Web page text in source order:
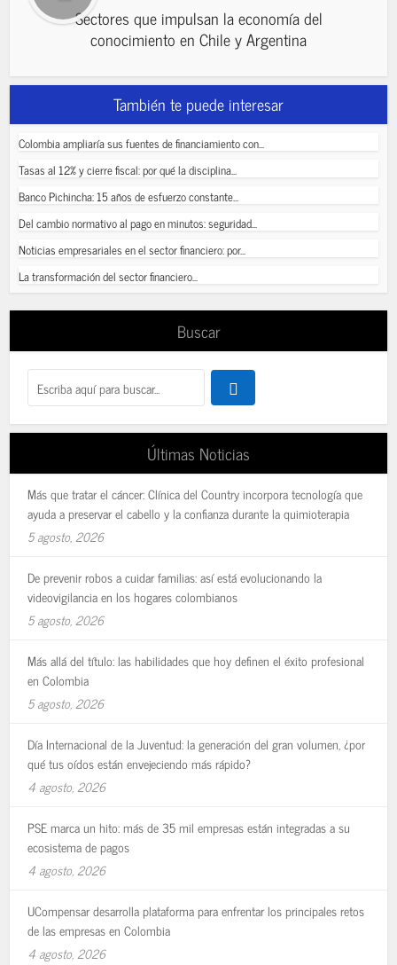
Sectores que impulsan la economía del
conocimiento en Chile y Argentina
También te puede interesar
Colombia ampliaría sus fuentes de financiamiento con...
Tasas al 12% y cierre fiscal: por qué la disciplina...
Banco Pichincha: 15 años de esfuerzo constante...
Del cambio normativo al pago en minutos: seguridad...
Noticias empresariales en el sector financiero: por...
La transformación del sector financiero...
Buscar
Últimas Noticias
Más que tratar el cáncer: Clínica del Country incorpora tecnología que
ayuda a preservar el cabello y la confianza durante la quimioterapia
5 agosto, 2026
De prevenir robos a cuidar familias: así está evolucionando la
videovigilancia en los hogares colombianos
5 agosto, 2026
Más allá del título: las habilidades que hoy definen el éxito profesional
en Colombia
5 agosto, 2026
Día Internacional de la Juventud: la generación del gran volumen, ¿por
qué tus oídos están envejeciendo más rápido?
4 agosto, 2026
PSE marca un hito: más de 35 mil empresas están integradas a su
ecosistema de pagos
4 agosto, 2026
UCompensar desarrolla plataforma para enfrentar los principales retos
de las empresas en Colombia
4 agosto, 2026